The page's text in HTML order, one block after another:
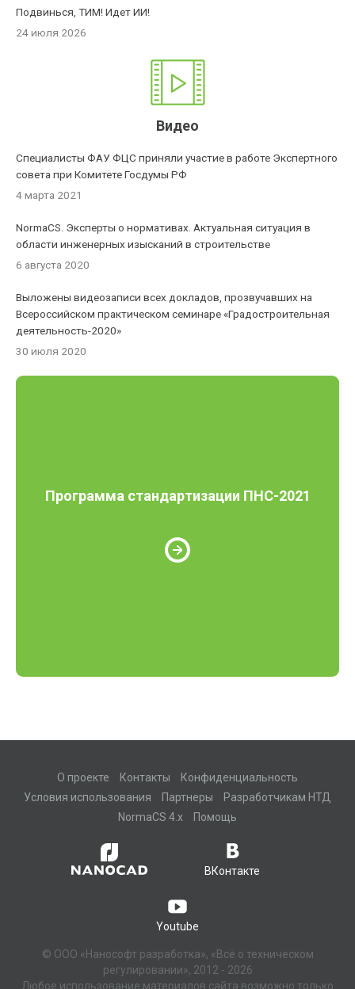
Подвинься, ТИМ! Идет ИИ!
24 июля 2026
Видео
Специалисты ФАУ ФЦС приняли участие в работе Экспертного
совета при Комитете Госдумы РФ
4 марта 2021
NormaCS. Эксперты о нормативах. Актуальная ситуация в
области инженерных изысканий в строительстве
6 августа 2020
Выложены видеозаписи всех докладов, прозвучавших на
Всероссийском практическом семинаре «Градостроительная
деятельность-2020»
30 июля 2020
Программа стандартизации ПНС-2021
О проекте Контакты
Конфиденциальность
Условия использования
Партнеры
Разработчикам НТД
NormaCS 4.x
Помощь
ВКонтакте
Youtube
© ООО «Нанософт разработка», «Всё о техническом
регулировании», 2012 - 2026
Любое использование материалов сайта возможно только